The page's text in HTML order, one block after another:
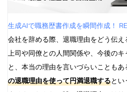
退職のベストタイミングと最強の
年度末（3月）の退職戦略
年度始め（4月）のスマート
キャリアステージ別：最強の退職
若手社員（1-3年目）の効果
中堅社員（4-10年目）の説
生成AIで職務歴書作成を瞬間作成！
会社を辞める際、退職理由をどう伝え
上司や同僚との人間関係や、今後の
と、本当の理由を言いづらいこともあ
の退職理由を使って円満退職すると